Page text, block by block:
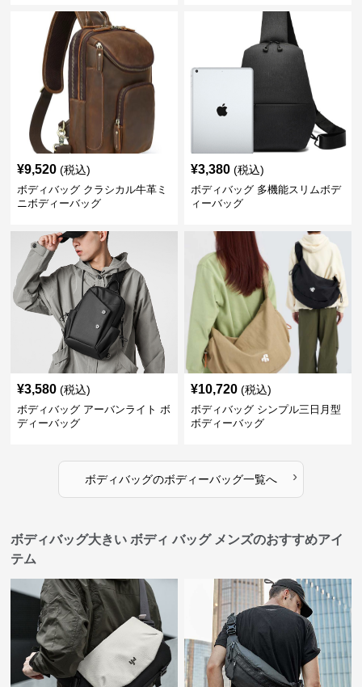
¥9,520 (税込)
ボディバッグ クラシカル牛革ミ
ニボディーバッグ
¥3,380 (税込)
ボディバッグ 多機能スリムボデ
ィーバッグ
¥3,580 (税込)
ボディバッグ アーバンライト ボ
ディーバッグ
¥10,720 (税込)
ボディバッグ シンプル三日月型
ボディーバッグ
ボディバッグのボディーバッグ一覧へ ›
ボディバッグ大きい ボディ バッグ メンズのおすすめアイ
テム